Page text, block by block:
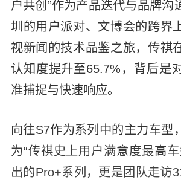
户共创”作为产品迭代与品牌沟
圳的用户派对、文博会的跨界
视新闻的技术品鉴之旅，传祺
认知度提升至65.7%，背后是
准捕捉与快速响应。
向往S7作为系列中的主力车型
为“传祺史上用户满意度最高
出的Pro+系列，更是团队走访